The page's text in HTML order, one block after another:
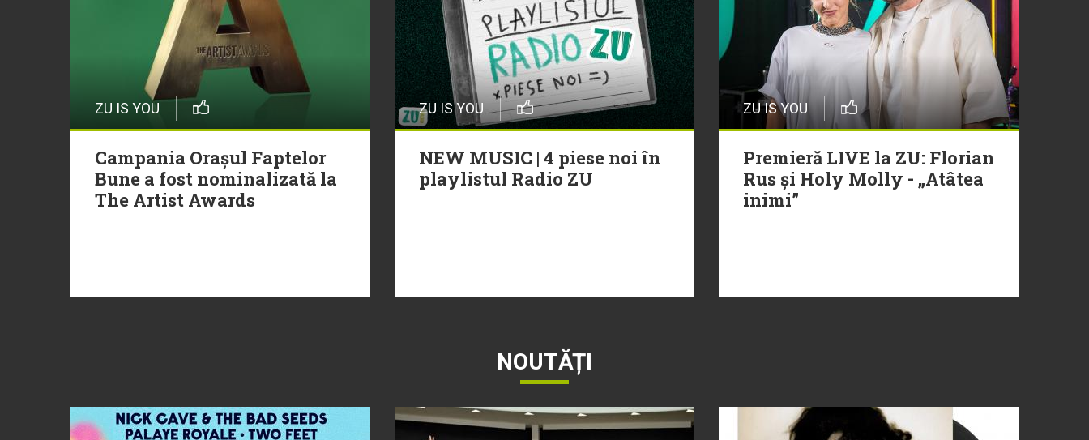
ZU IS YOU
Campania Orașul Faptelor
Bune a fost nominalizată la
The Artist Awards
ZU IS YOU
NEW MUSIC | 4 piese noi în
playlistul Radio ZU
ZU IS YOU
Premieră LIVE la ZU: Florian
Rus și Holy Molly - „Atâtea
inimi”
NOUTĂȚI